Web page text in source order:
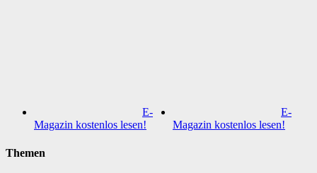
E-
Magazin kostenlos lesen!
E-
Magazin kostenlos lesen!
Themen